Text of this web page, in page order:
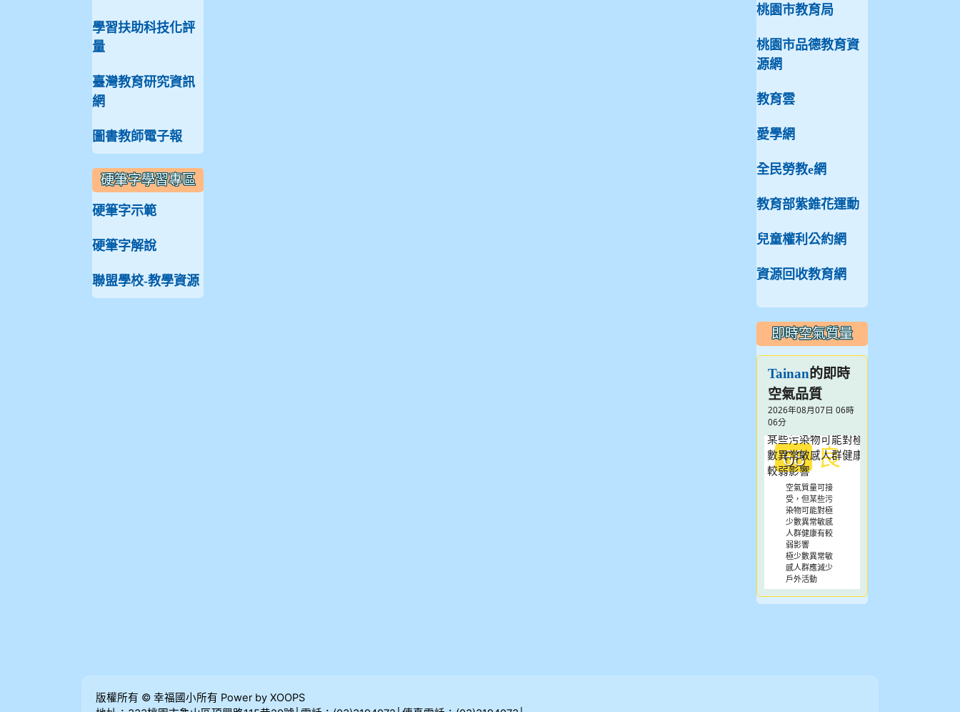
學習扶助科技化評
量
臺灣教育研究資訊
網
圖書教師電子報
硬筆字學習專區
硬筆字示範
硬筆字解說
聯盟學校-教學資源
桃園市教育局
桃園市品德教育資
源網
教育雲
愛學網
全民勞教e網
教育部紫錐花運動
兒童權利公約網
資源回收教育網
即時空氣質量
Tainan的即時
空氣品質
2026年08月07日 06時
06分
68 良
空氣質量可接
受，但某些污
染物可能對極
少數異常敏感
人群健康有較
弱影響
極少數異常敏
感人群應減少
戶外活動
版權所有 © 幸福國小所有 Power by XOOPS